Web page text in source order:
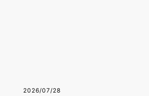
2026/07/28